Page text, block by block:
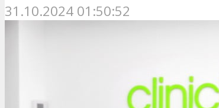
31.10.2024 01:50:52